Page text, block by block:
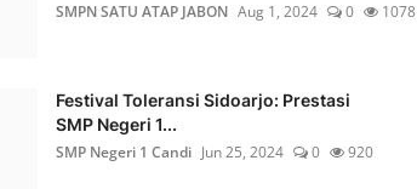
SMPN SATU ATAP JABON Aug 1, 2024 0 1078
Festival Toleransi Sidoarjo: Prestasi
SMP Negeri 1...
SMP Negeri 1 Candi Jun 25, 2024 0 920